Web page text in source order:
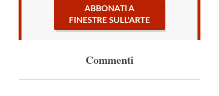
ABBONATI A
FINESTRE SULL'ARTE
Commenti